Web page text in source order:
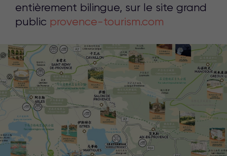
entièrement bilingue, sur le site grand
public provence-tourism.com